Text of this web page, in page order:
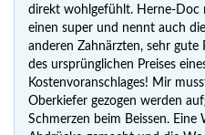
direkt wohlgefühlt. Herne-Doc
einen super und nennt auch
anderen Zahnärzten, sehr gute
des ursprünglichen Preises
Kostenvoranschlages! Mir
Oberkiefer gezogen werden
Schmerzen beim Beissen.